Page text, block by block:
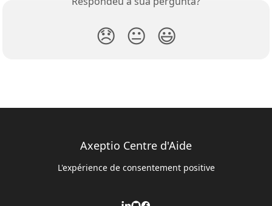
😞 😐 😃
Axeptio Centre d'Aide
L'expérience de consentement positive